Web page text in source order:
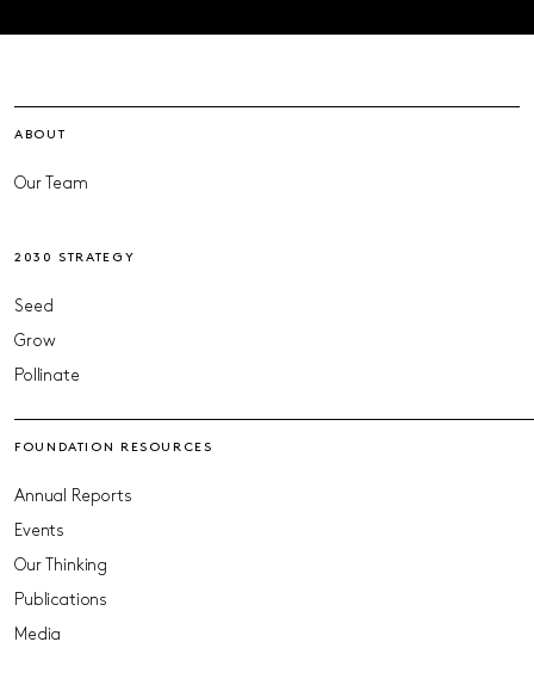
ABOUT
Our Team
2030 STRATEGY
Seed
Grow
Pollinate
FOUNDATION RESOURCES
Annual Reports
Events
Our Thinking
Publications
Media